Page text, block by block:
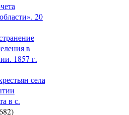
20
в
1857 г.
села
в с.